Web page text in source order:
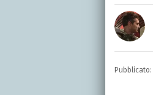
Pubblicato: